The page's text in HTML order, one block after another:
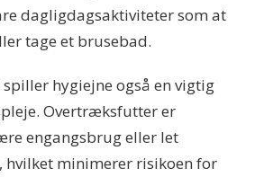
dagligdagsaktiviteter som at
tage et brusebad.
hygiejne også en vigtig
Overtræksfutter er
engangsbrug eller let
hvilket minimerer risikoen for